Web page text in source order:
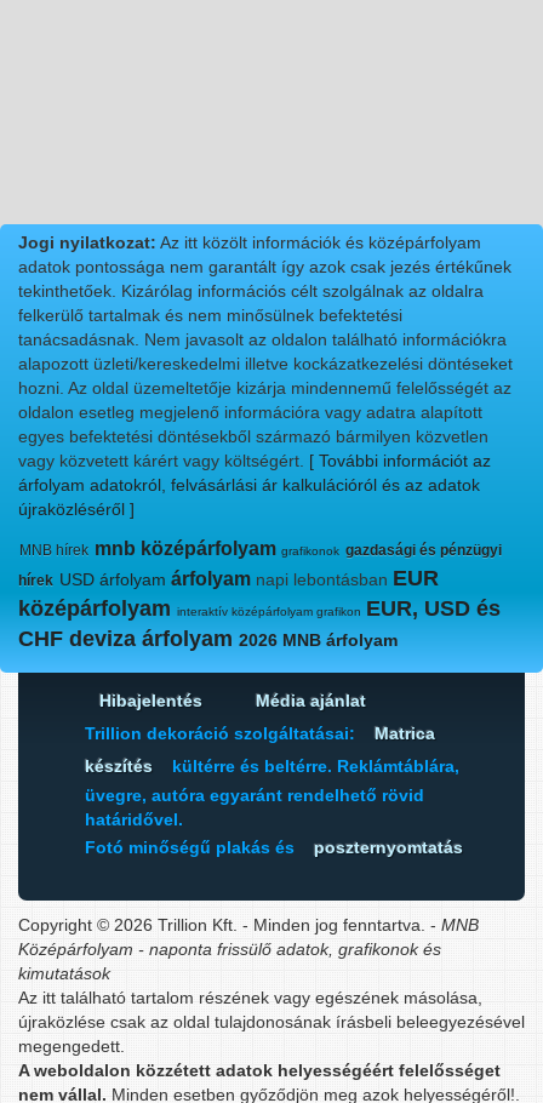
Jogi nyilatkozat: Az itt közölt információk és középárfolyam
adatok pontossága nem garantált így azok csak jezés értékűnek
tekinthetőek. Kizárólag információs célt szolgálnak az oldalra
felkerülő tartalmak és nem minősülnek befektetési
tanácsadásnak. Nem javasolt az oldalon található információkra
alapozott üzleti/kereskedelmi illetve kockázatkezelési döntéseket
hozni. Az oldal üzemeltetője kizárja mindennemű felelősségét az
oldalon esetleg megjelenő információra vagy adatra alapított
egyes befektetési döntésekből származó bármilyen közvetlen
vagy közvetett kárért vagy költségért. [ További információt az
árfolyam adatokról, felvásárlási ár kalkulációról és az adatok
újraközléséről ]
MNB hírek mnb középárfolyam grafikonok gazdasági és pénzügyi
hírek USD árfolyam árfolyam napi lebontásban EUR
középárfolyam interaktív középárfolyam grafikon EUR, USD és
CHF deviza árfolyam 2026 MNB árfolyam
Hibajelentés
Média ajánlat
Trillion dekoráció szolgáltatásai:
Matrica
készítés
kültérre és beltérre. Reklámtáblára,
üvegre, autóra egyaránt rendelhető rövid
határidővel.
Fotó minőségű plakás és
poszternyomtatás
Copyright © 2026 Trillion Kft. - Minden jog fenntartva. - MNB
Középárfolyam - naponta frissülő adatok, grafikonok és
kimutatások
Az itt található tartalom részének vagy egészének másolása,
újraközlése csak az oldal tulajdonosának írásbeli beleegyezésével
megengedett.
A weboldalon közzétett adatok helyességéért felelősséget
nem vállal. Minden esetben győződjön meg azok helyességéről!.